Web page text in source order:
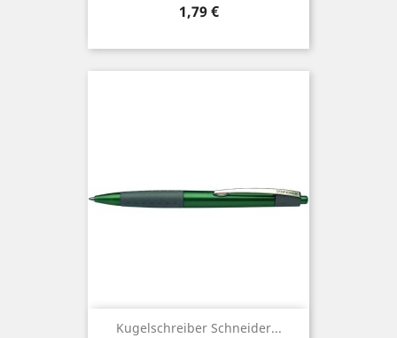
Preis
1,79 €
Kugelschreiber Schneider...